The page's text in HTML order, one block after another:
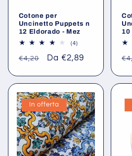
Cotone per
Uncinetto Puppets n
12 Eldorado - Mez
(4)4
totali
Prezzo
listino
€4,20
Prezzo
Da €2,89
10
In offerta